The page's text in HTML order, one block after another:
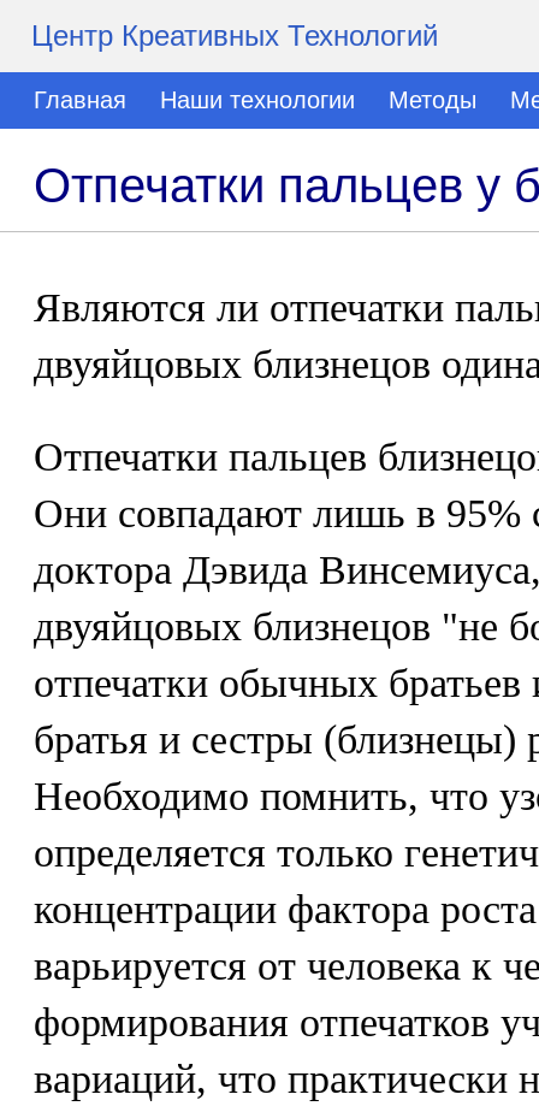
Центр Креативных Технологий
Главная Наши технологии Методы
Отпечатки пальцев у
Являются ли отпечатки
двуяйцовых близнецов
Отпечатки пальцев
Они совпадают лишь в 95%
доктора Дэвида
двуяйцовых близнецов "не
отпечатки обычных братьев
братья и сестры (близнецы)
Необходимо помнить, что
определяется только
концентрации фактора
варьируется от человека к
формирования отпечатков
вариаций, что практически